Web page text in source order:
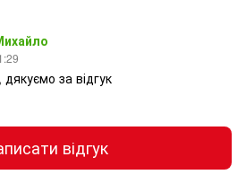
за відгук
відгук